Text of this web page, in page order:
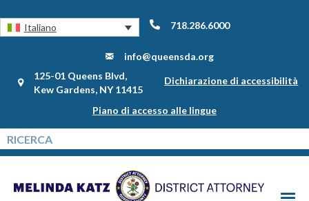
Italiano 718.286.6000
info@queensda.org
125-01 Queens Blvd,
Kew Gardens, NY 11415
Dichiarazione di accessibilità
Piano di accesso alle lingue